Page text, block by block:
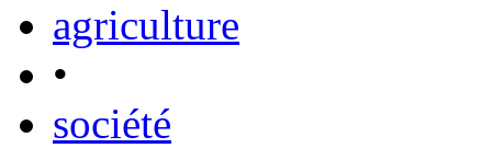
agriculture
•
société